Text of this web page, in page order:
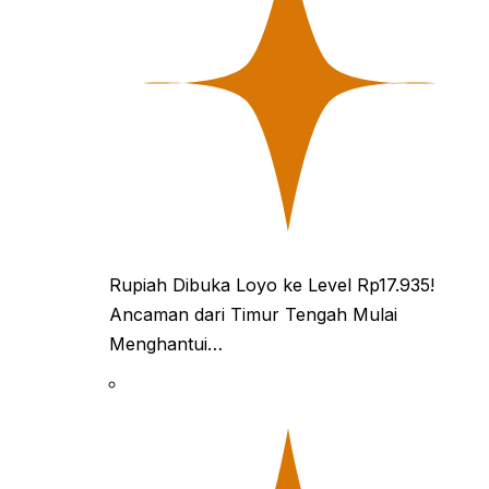
Rupiah Dibuka Loyo ke Level Rp17.935!
Ancaman dari Timur Tengah Mulai
Menghantui…